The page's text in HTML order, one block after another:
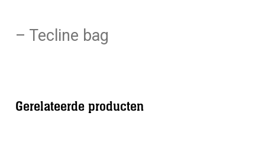
– Tecline bag
Gerelateerde producten